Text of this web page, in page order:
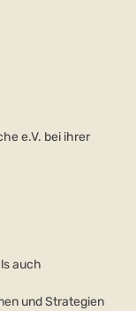
e.V. bei ihrer
auch
und Strategien